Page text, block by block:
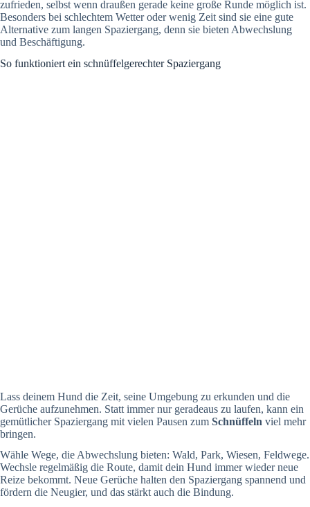
zufrieden, selbst wenn draußen gerade keine große Runde möglich ist.
Besonders bei schlechtem Wetter oder wenig Zeit sind sie eine gute
Alternative zum langen Spaziergang, denn sie bieten Abwechslung
und Beschäftigung.
So funktioniert ein schnüffelgerechter Spaziergang
Lass deinem Hund die Zeit, seine Umgebung zu erkunden und die
Gerüche aufzunehmen. Statt immer nur geradeaus zu laufen, kann ein
gemütlicher Spaziergang mit vielen Pausen zum Schnüffeln viel mehr
bringen.
Wähle Wege, die Abwechslung bieten: Wald, Park, Wiesen, Feldwege.
Wechsle regelmäßig die Route, damit dein Hund immer wieder neue
Reize bekommt. Neue Gerüche halten den Spaziergang spannend und
fördern die Neugier, und das stärkt auch die Bindung.